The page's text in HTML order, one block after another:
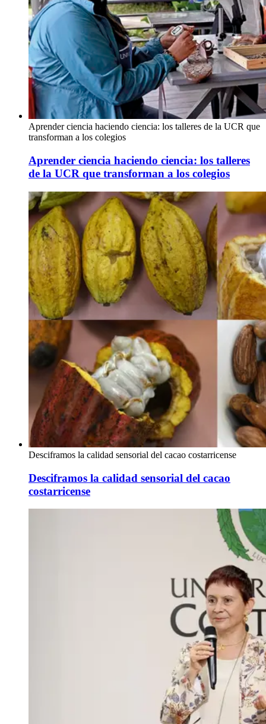
Aprender ciencia haciendo ciencia: los talleres de la UCR que
transforman a los colegios
Aprender ciencia haciendo ciencia: los talleres
de la UCR que transforman a los colegios
Desciframos la calidad sensorial del cacao costarricense
Desciframos la calidad sensorial del cacao
costarricense